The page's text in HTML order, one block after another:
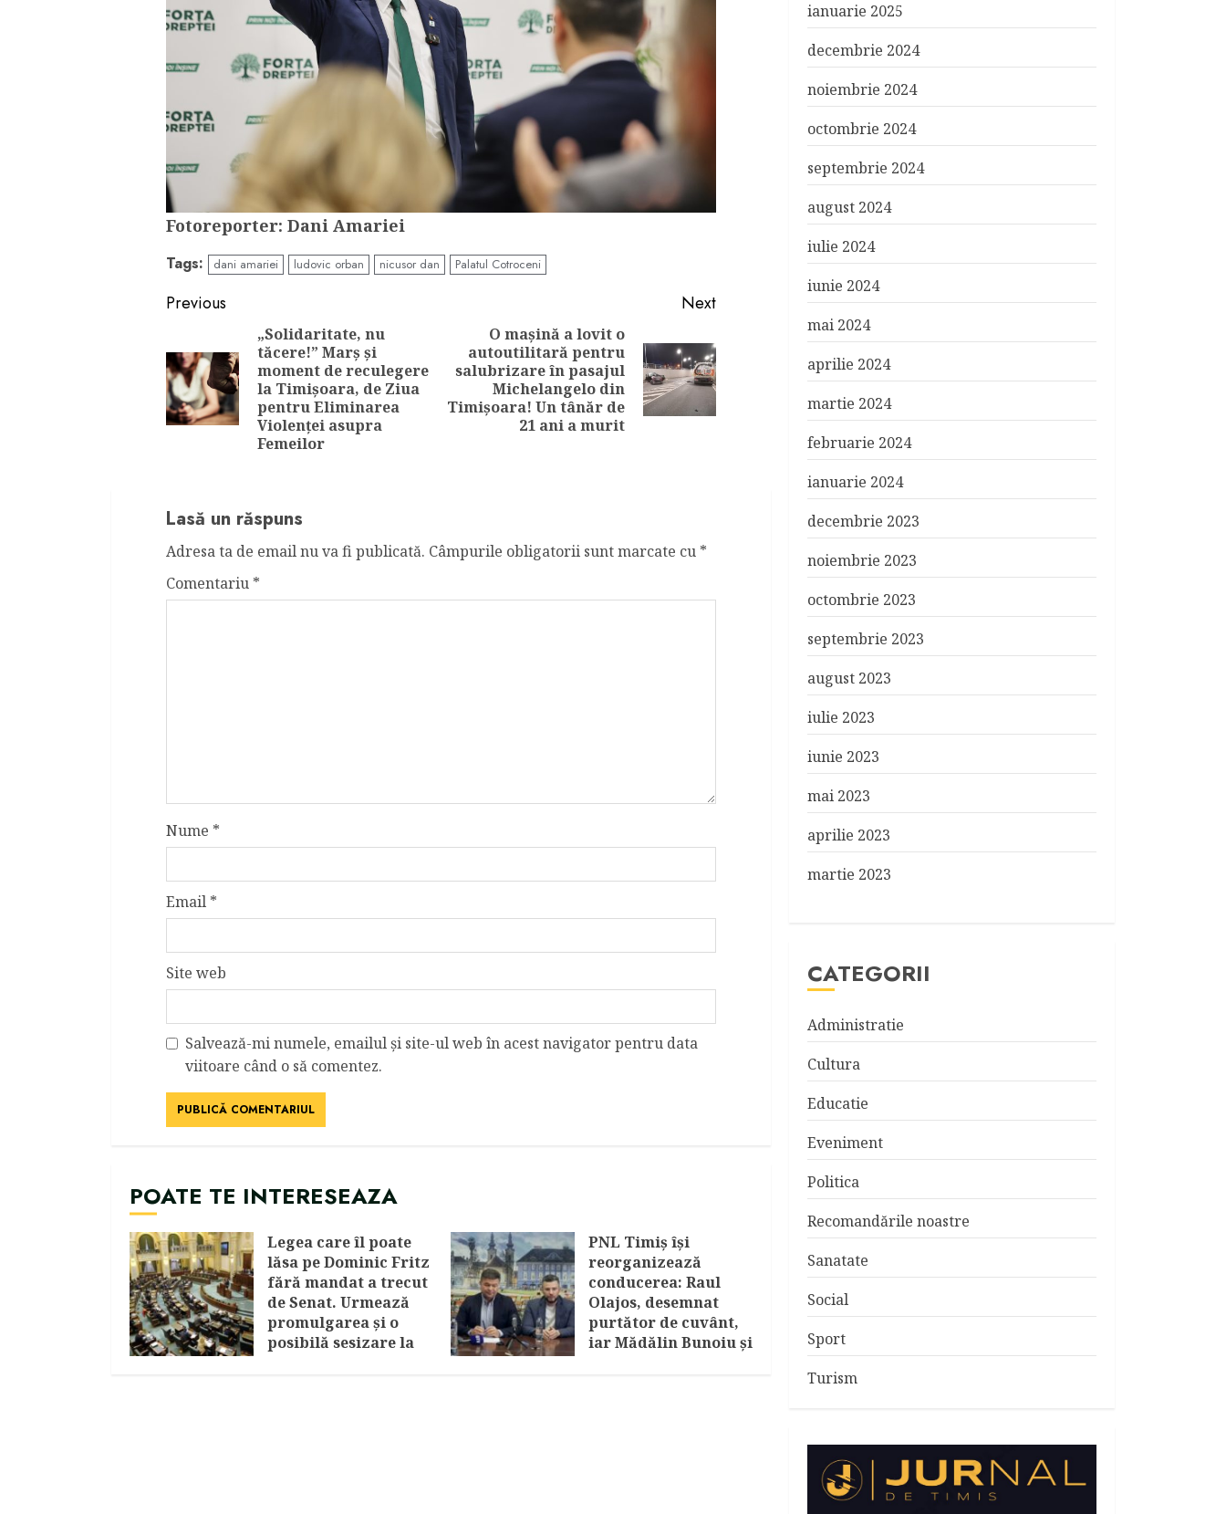
Fotoreporter: Dani Amariei
Tags: dani amariei ludovic orban nicusor dan Palatul Cotroceni
Continue
Reading
Previous
Previous
post:
„Solidaritate, nu
tăcere!” Marș și
moment de reculegere
la Timișoara, de Ziua
pentru Eliminarea
Violenței asupra
Femeilor
Next
Next
post:
O mașină a lovit o
autoutilitară pentru
salubrizare în pasajul
Michelangelo din
Timișoara! Un tânăr de
21 ani a murit
Lasă un răspuns
Adresa ta de email nu va fi publicată. Câmpurile obligatorii sunt marcate cu *
Comentariu *
Nume *
Email *
Site web
Salvează-mi numele, emailul și site-ul web în acest navigator pentru data
viitoare când o să comentez.
POATE TE INTERESEAZA
Legea care îl poate
lăsa pe Dominic Fritz
fără mandat a trecut
de Senat. Urmează
promulgarea și o
posibilă sesizare la
PNL Timiș își
reorganizează
conducerea: Raul
Olajos, desemnat
purtător de cuvânt,
iar Mădălin Bunoiu și
ianuarie 2025
decembrie 2024
noiembrie 2024
octombrie 2024
septembrie 2024
august 2024
iulie 2024
iunie 2024
mai 2024
aprilie 2024
martie 2024
februarie 2024
ianuarie 2024
decembrie 2023
noiembrie 2023
octombrie 2023
septembrie 2023
august 2023
iulie 2023
iunie 2023
mai 2023
aprilie 2023
martie 2023
CATEGORII
Administratie
Cultura
Educatie
Eveniment
Politica
Recomandările noastre
Sanatate
Social
Sport
Turism